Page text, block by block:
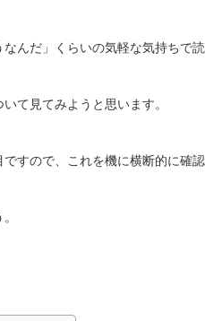
んだ」くらいの気軽な気持ちで読
いて見てみようと思います。
すので、これを機に横断的に確